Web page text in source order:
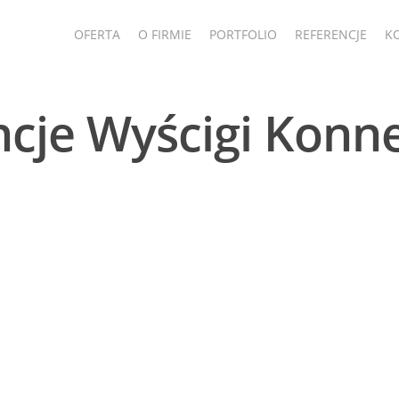
OFERTA O FIRMIE PORTFOLIO REFERENCJE
Wyścigi